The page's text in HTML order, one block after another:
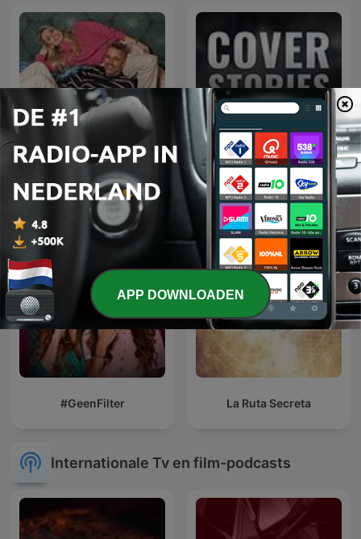
Patrick en Eline
Cover Stories: Spies,
Books & Entertainment
#GeenFilter La Ruta Secreta
Internationale Tv en film-podcasts
APP DOWNLOADEN